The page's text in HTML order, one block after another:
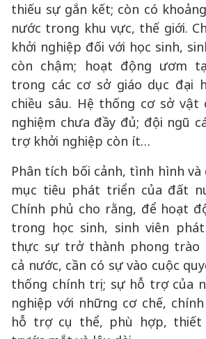
thiếu sự gắn kết; còn có
nước trong khu vực, thế giới.
khởi nghiệp đối với học sinh,
còn chậm; hoạt động ươm
trong các cơ sở giáo dục đại
chiều sâu. Hệ thống cơ sở
nghiệm chưa đầy đủ; đội ngũ
trợ khởi nghiệp còn ít…
Phân tích bối cảnh, tình hình và
mục tiêu phát triển của đất
Chính phủ cho rằng, để hoạt
trong học sinh, sinh viên
thực sự trở thành phong trào
cả nước, cần có sự vào cuộc
thống chính trị; sự hỗ trợ của
nghiệp với những cơ chế,
hỗ trợ cụ thể, phù hợp, thiết